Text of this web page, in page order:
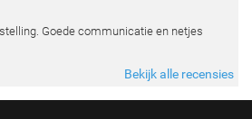
Goede communicatie en netjes
Bekijk alle recensies